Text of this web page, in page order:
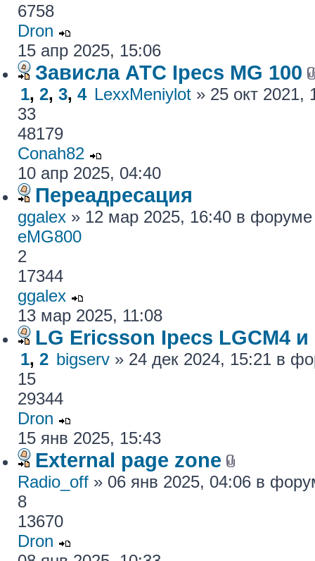
6758
Dron
15 апр 2025, 15:06
Зависла АТС Ipecs MG 100
1, 2, 3, 4 LexxMeniylot » 25 окт
33
48179
Conah82
10 апр 2025, 04:40
Переадресация
ggalex » 12 мар 2025, 16:40 в
eMG800
2
17344
ggalex
13 мар 2025, 11:08
LG Ericsson Ipecs LGCM4 и
1, 2 bigserv » 24 дек 2024, 15:21 в
15
29344
Dron
15 янв 2025, 15:43
External page zone
Radio_off » 06 янв 2025, 04:06 в
8
13670
Dron